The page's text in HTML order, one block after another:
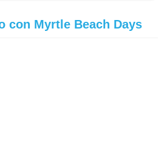
con Myrtle Beach Days